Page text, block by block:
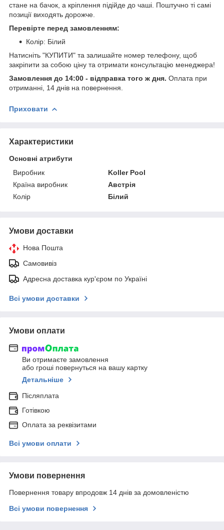
стане на бачок, а кріплення підійде до чаші. Поштучно ті самі
позиції виходять дорожче.
Перевірте перед замовленням:
Колір: Білий
Натисніть "КУПИТИ" та залишайте номер телефону, щоб
закріпити за собою ціну та отримати консультацію менеджера!
Замовлення до 14:00 - відправка того ж дня. Оплата при
отриманні, 14 днів на повернення.
Приховати
Характеристики
Основні атрибути
Виробник
Koller Pool
Країна виробник
Австрія
Колір
Білий
Умови доставки
Нова Пошта
Самовивіз
Адресна доставка кур'єром по Україні
Всі умови доставки
Умови оплати
Ви отримаєте замовлення
або гроші повернуться на вашу картку
Детальніше
Післяплата
Готівкою
Оплата за реквізитами
Всі умови оплати
Умови повернення
Повернення товару впродовж 14 днів за домовленістю
Всі умови повернення